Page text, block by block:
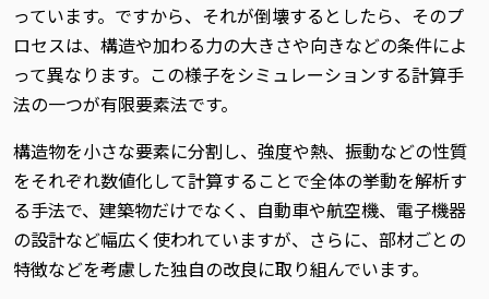
っています。ですから、それが倒壊するとしたら、そのプ
ロセスは、構造や加わる力の大きさや向きなどの条件によ
って異なります。この様子をシミュレーションする計算手
法の一つが有限要素法です。
構造物を小さな要素に分割し、強度や熱、振動などの性質
をそれぞれ数値化して計算することで全体の挙動を解析す
る手法で、建築物だけでなく、自動車や航空機、電子機器
の設計など幅広く使われていますが、さらに、部材ごとの
特徴などを考慮した独自の改良に取り組んでいます。